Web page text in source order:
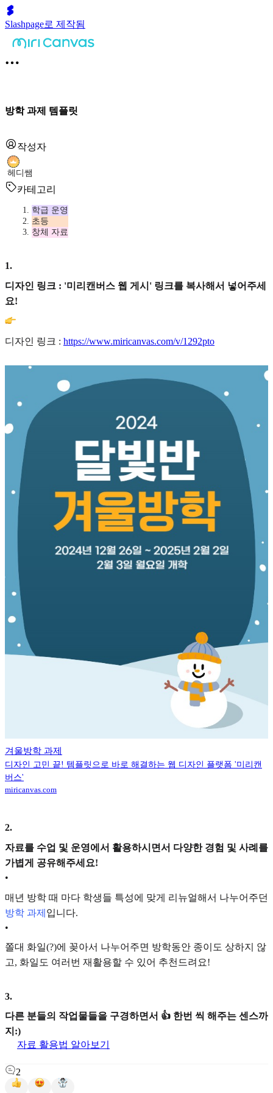
Slashpage로 제작됨
방학 과제 템플릿
작성자
헤디쌤
카테고리
학급 운영
초등
창체 자료
1.
디자인 링크 : '미리캔버스 웹 게시' 링크를 복사해서 넣어주세
요!
디자인 링크 : https://www.miricanvas.com/v/1292pto
겨울방학 과제
디자인 고민 끝! 템플릿으로 바로 해결하는 웹 디자인 플랫폼 '미리캔
버스'
miricanvas.com
2.
자료를 수업 및 운영에서 활용하시면서 다양한 경험 및 사례를
가볍게 공유해주세요!
•
매년 방학 때 마다 학생들 특성에 맞게 리뉴얼해서 나누어주던
방학 과제 입니다.
•
쫄대 화일(?)에 꽂아서 나누어주면 방학동안 종이도 상하지 않
고, 화일도 여러번 재활용할 수 있어 추천드려요!
3.
다른 분들의 작업물들을 구경하면서 👍 한번 씩 해주는 센스까
지:)
자료 활용법 알아보기
2